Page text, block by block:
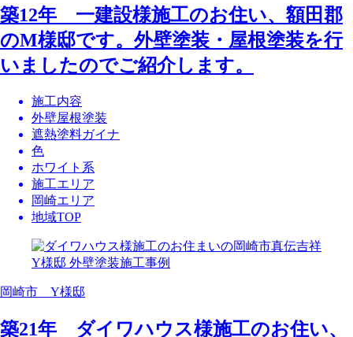
築12年 一建設様施工のお住い、額田郡
のM様邸です。外壁塗装・屋根塗装を行
いましたのでご紹介します。
施工内容
外壁屋根塗装
遮熱塗料ガイナ
色
ホワイト系
施工エリア
岡崎エリア
地域TOP
岡崎市 Y様邸
築21年 ダイワハウス様施工のお住い、